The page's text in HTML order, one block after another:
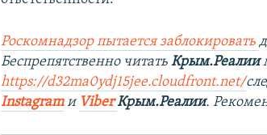
Роскомнадзор пытается заблокировать
Беспрепятственно читатьКрым.Реалии
https://d32ma0ydj15jee.cloudfront.net/
Instagramи Viber Крым.Реалии.